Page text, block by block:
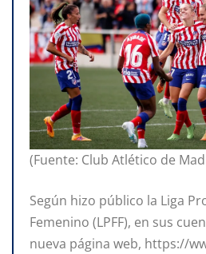
(Fuente: Club Atlético de
Según hizo público la Liga
Femenino (LPFF), en sus
nueva página web, https://